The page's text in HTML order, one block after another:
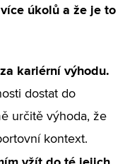
úkolů a že je to
kariérní výhodu.
dostat do
určitě výhoda, že
kontext.